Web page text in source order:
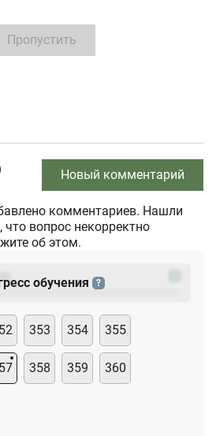
Пропустить
Новый комментарий
комментариев. Нашли
что вопрос некорректно
об этом.
обучения ?
353 354 355
358 359 360